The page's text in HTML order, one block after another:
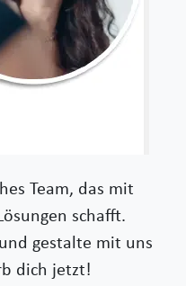
Team, das mit
schafft.
gestalte mit uns
dich jetzt!